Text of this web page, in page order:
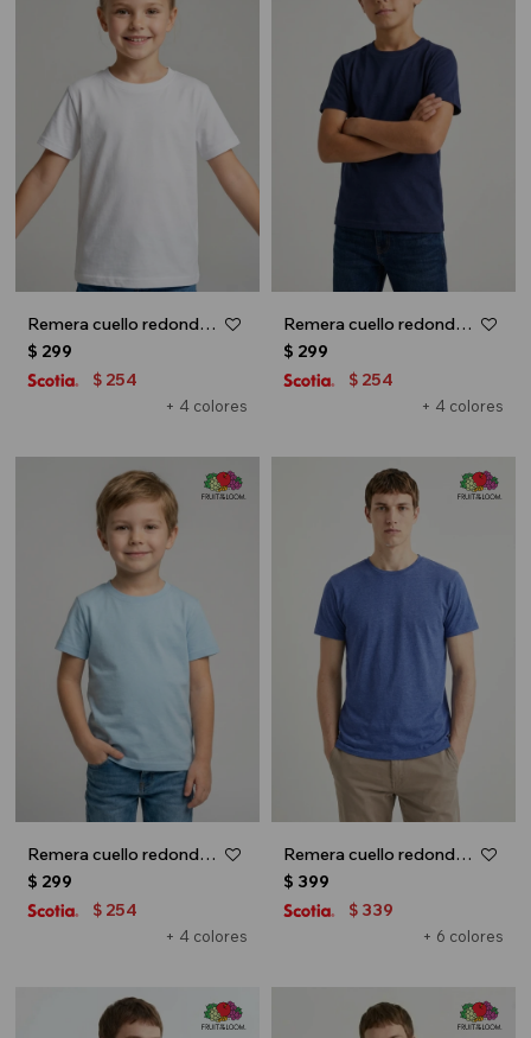
Remera cuello redondo ICONIC 150 - UNISEX - Blanco
+ 4 colores
$ 299
$ 254
Remera cuello redondo ICONIC 150 - UNISEX - Azul marino
+ 4 colores
$ 299
$ 254
Remera cuello redondo ICONIC 150 - UNISEX - Celeste
+ 4 colores
$ 299
$ 254
Remera cuello redondo ICONIC 150 - Azul marino
+ 6 colores
$ 399
$ 339